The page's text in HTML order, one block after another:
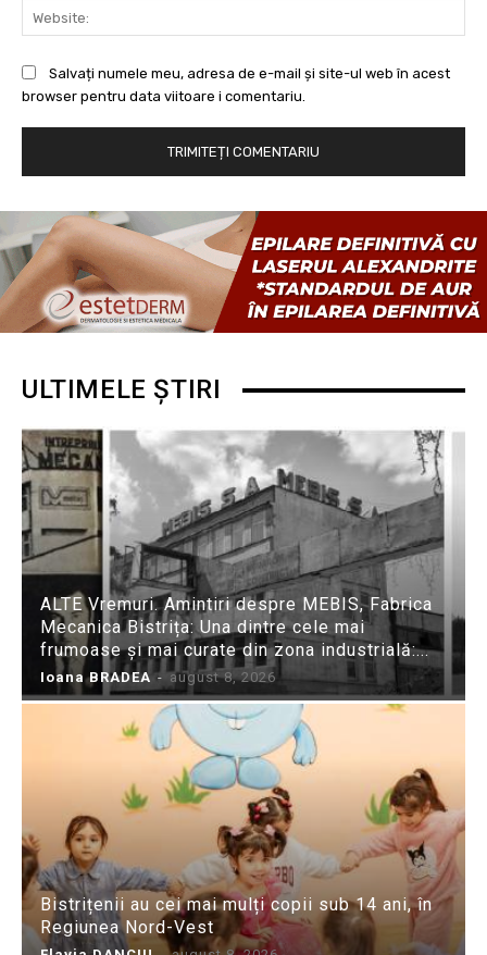
Salvați numele meu, adresa de e-mail și site-ul web în acest
browser pentru data viitoare i comentariu.
ULTIMELE ȘTIRI
ALTE Vremuri. Amintiri despre MEBIS, Fabrica
Mecanica Bistrița: Una dintre cele mai
frumoase și mai curate din zona industrială:...
Ioana BRADEA - august 8, 2026
Bistrițenii au cei mai mulți copii sub 14 ani, în
Regiunea Nord-Vest